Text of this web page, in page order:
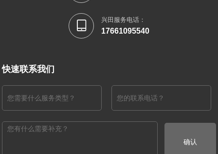
 兴田服务电话：
17661095540
快速联系我们
确认